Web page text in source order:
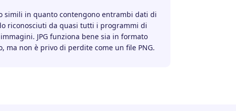
simili in quanto contengono entrambi dati di
riconosciuti da quasi tutti i programmi di
JPG funziona bene sia in formato
ma non è privo di perdite come un file PNG.